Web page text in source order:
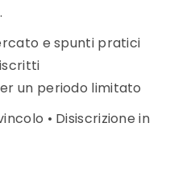
e spunti pratici
un periodo limitato
• Disiscrizione in